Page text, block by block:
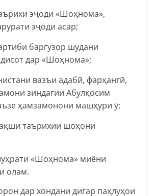
эҷоди «Шоҳнома»,
эҷоди асар;
баргузор шудани
дар «Шоҳнома»;
вазъи адабӣ, фарҳангӣ,
зиндагии Абулқосим
ҳамзамонони машҳури ӯ;
таърихии шоҳони
«Шоҳнома» миёни
олам.
дар хондани дигар паҳлуҳои